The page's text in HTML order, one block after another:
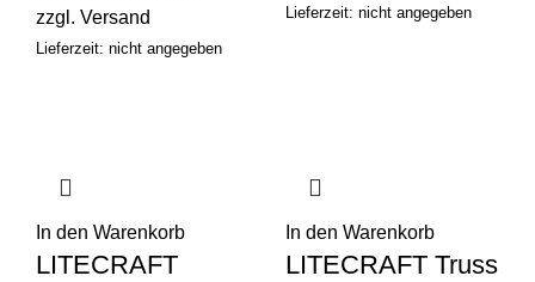
zzgl. Versand
Lieferzeit: nicht angegeben
Lieferzeit: nicht angegeben
In den Warenkorb
LITECRAFT
In den Warenkorb
LITECRAFT Truss